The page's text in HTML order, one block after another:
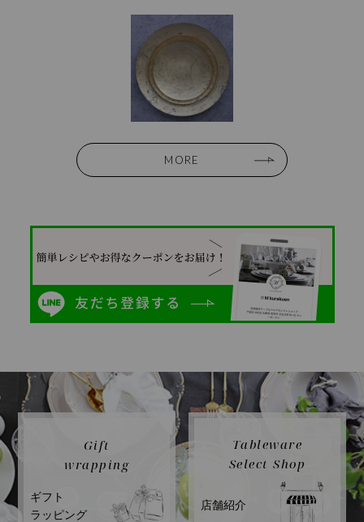
MORE
Gift
wrapping
ギフト
ラッピング
Tableware
Select Shop
店舗紹介